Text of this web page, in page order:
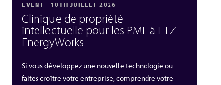
EVENT - 10TH JUILLET 2026
Clinique de propriété
intellectuelle pour les PME à ETZ
EnergyWorks
Si vous développez une nouvelle technologie ou
faites croître votre entreprise, comprendre votre